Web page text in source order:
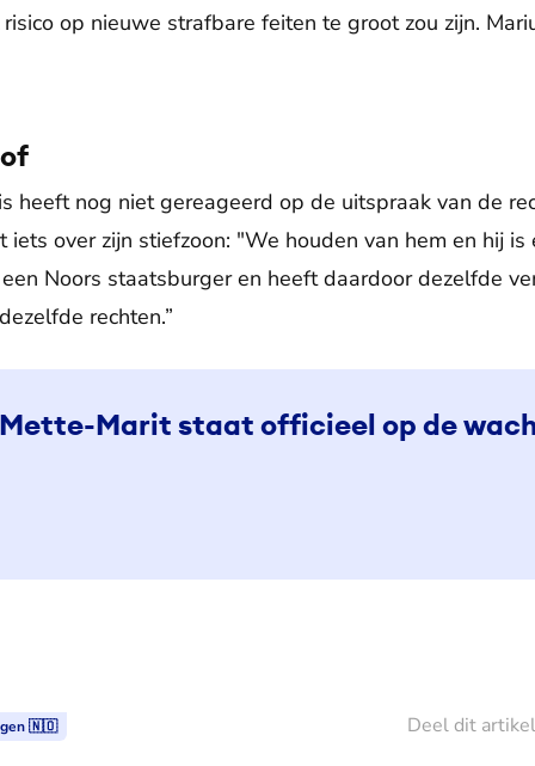
op nieuwe strafbare feiten te groot zou zijn.
heeft nog niet gereageerd op de uitspraak van de
iets over zijn stiefzoon: "We houden van hem en hij
Noors staatsburger en heeft daardoor dezelfde
rechten.”
Marit staat officieel op de
🇳🇴 Deel dit